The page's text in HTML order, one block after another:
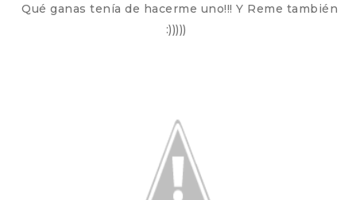
Qué ganas tenía de hacerme uno!!! Y Reme también
:)))))